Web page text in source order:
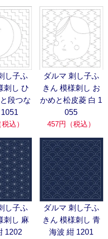
し子ふ
刺し ひ
段つな
込）
ダルマ 刺し子ふ
きん 模様刺し お
かめと松皮菱 白 1
055
457円（税込）
し子ふ
刺し 麻
1202
ダルマ 刺し子ふ
きん 模様刺し 青
海波 紺 1201